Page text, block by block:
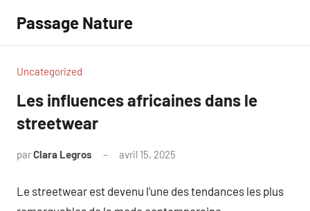
contenu
Passage Nature
Uncategorized
Les influences africaines dans le
streetwear
parClara Legros avril 15, 2025
Le streetwear est devenu l’une des tendances les plus